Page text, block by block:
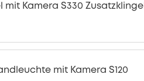
mit Kamera S330 Zusatzklingel
mit Kamera S120